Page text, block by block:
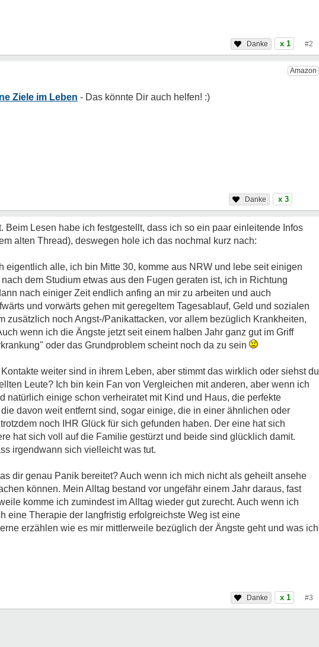
x 1 #2
Ziele im Leben
x 3
Lesen habe ich festgestellt, dass ich so ein paar einleitende Infos
alten Thread), deswegen hole ich das nochmal kurz nach:
eigentlich alle, ich bin Mitte 30, komme aus NRW und lebe seit einigen
dem Studium etwas aus den Fugen geraten ist, ich in Richtung
nach einiger Zeit endlich anfing an mir zu arbeiten und auch
und vorwärts gehen mit geregeltem Tagesablauf, Geld und sozialen
zusätzlich noch Angst-/Panikattacken, vor allem bezüglich Krankheiten,
wenn ich die Ängste jetzt seit einem halben Jahr ganz gut im Griff
oder das Grundproblem scheint noch da zu sein
weiter sind in ihrem Leben, aber stimmt das wirklich oder siehst du
Leute? Ich bin kein Fan von Vergleichen mit anderen, aber wenn ich
natürlich einige schon verheiratet mit Kind und Haus, die perfekte
davon weit entfernt sind, sogar einige, die in einer ähnlichen oder
noch IHR Glück für sich gefunden haben. Der eine hat sich
hat sich voll auf die Familie gestürzt und beide sind glücklich damit.
irgendwann sich vielleicht was tut.
dir genau Panik bereitet? Auch wenn ich mich nicht als geheilt ansehe
können. Mein Alltag bestand vor ungefähr einem Jahr daraus, fast
komme ich zumindest im Alltag wieder gut zurecht. Auch wenn ich
eine Therapie der langfristig erfolgreichste Weg ist eine
erzählen wie es mir mittlerweile bezüglich der Ängste geht und was ich
x 1 #3